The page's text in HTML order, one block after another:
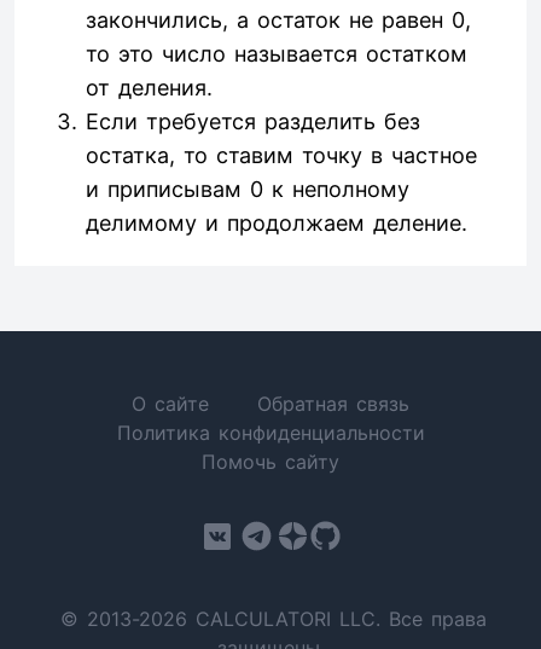
закончились, а остаток не равен 0,
то это число называется остатком
от деления.
Если требуется разделить без
остатка, то ставим точку в частное
и приписывам 0 к неполному
делимому и продолжаем деление.
О сайте
Обратная связь
Политика конфиденциальности
Помочь сайту
© 2013-2026 CALCULATORI LLC. Все права